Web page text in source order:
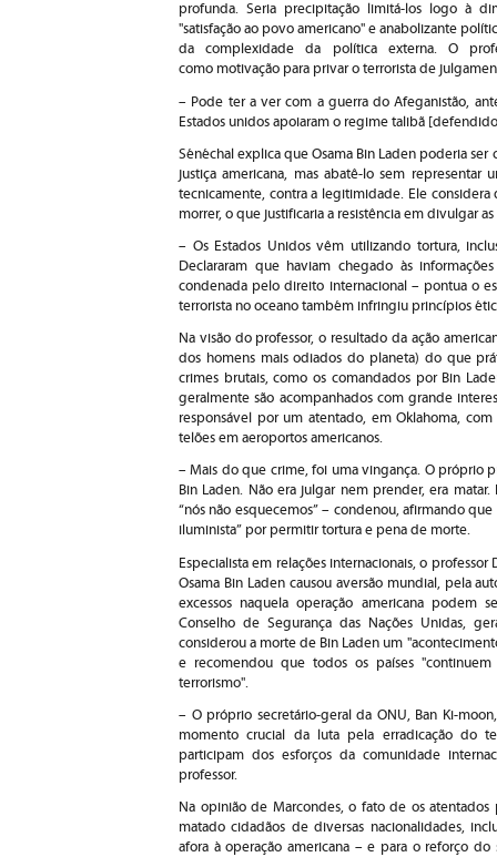
profunda. Seria precipitação limitá-los logo à
"satisfação ao povo americano" e anabolizante
da complexidade da política externa. O
como motivação para privar o terrorista de
– Pode ter a ver com a guerra do Afeganistão,
Estados unidos apoiaram o regime talibã
Sénéchal explica que Osama Bin Laden poderia
justiça americana, mas abatê-lo sem representar
tecnicamente, contra a legitimidade. Ele
morrer, o que justificaria a resistência em divulgar as
– Os Estados Unidos vêm utilizando tortura,
Declararam que haviam chegado às
condenada pelo direito internacional – pontua o
terrorista no oceano também infringiu princípios
Na visão do professor, o resultado da ação
dos homens mais odiados do planeta) do que
crimes brutais, como os comandados por Bin
geralmente são acompanhados com grande
responsável por um atentado, em Oklahoma,
telões em aeroportos americanos.
– Mais do que crime, foi uma vingança. O próprio
Bin Laden. Não era julgar nem prender, era
“nós não esquecemos” – condenou, afirmando
iluminista” por permitir tortura e pena de morte.
Especialista em relações internacionais, o
Osama Bin Laden causou aversão mundial, pela
excessos naquela operação americana podem
Conselho de Segurança das Nações Unidas,
considerou a morte de Bin Laden um
e recomendou que todos os países
terrorismo".
– O próprio secretário-geral da ONU, Ban Ki-
momento crucial da luta pela erradicação do
participam dos esforços da comunidade
professor.
Na opinião de Marcondes, o fato de os
matado cidadãos de diversas nacionalidades,
afora à operação americana – e para o reforço